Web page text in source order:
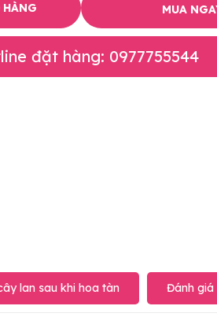
MUA
đặt hàng: 0977755544
lan sau khi hoa tàn Đánh giá